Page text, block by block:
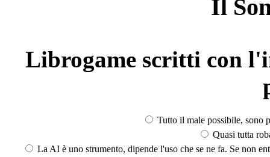
Il
Librogame scritti con
Tutto il male possibile, sono
Quasi tutta
La AI è uno strumento, dipende l'uso che se ne fa. Se non